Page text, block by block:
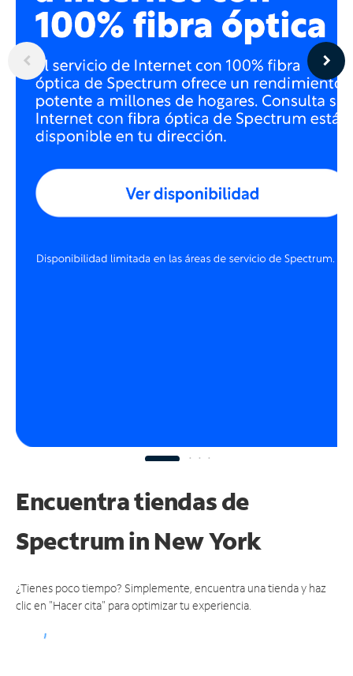
Encuentra tiendas de
Spectrumin New York
¿Tienes poco tiempo? Simplemente, encuentra una tienda y haz
clic en "Hacer cita" para optimizar tu experiencia.